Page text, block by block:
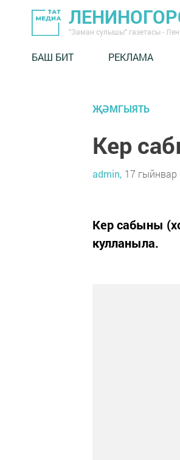
"Заман сулышы" газетасы -
БАШ БИТ РЕКЛАМА
ҖӘМГЫЯТЬ
Кер
admin, 17 гыйнвар
Кер сабыны
кулланыла.